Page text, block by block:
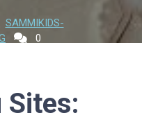
SAMMIKIDS-
0
Sites: